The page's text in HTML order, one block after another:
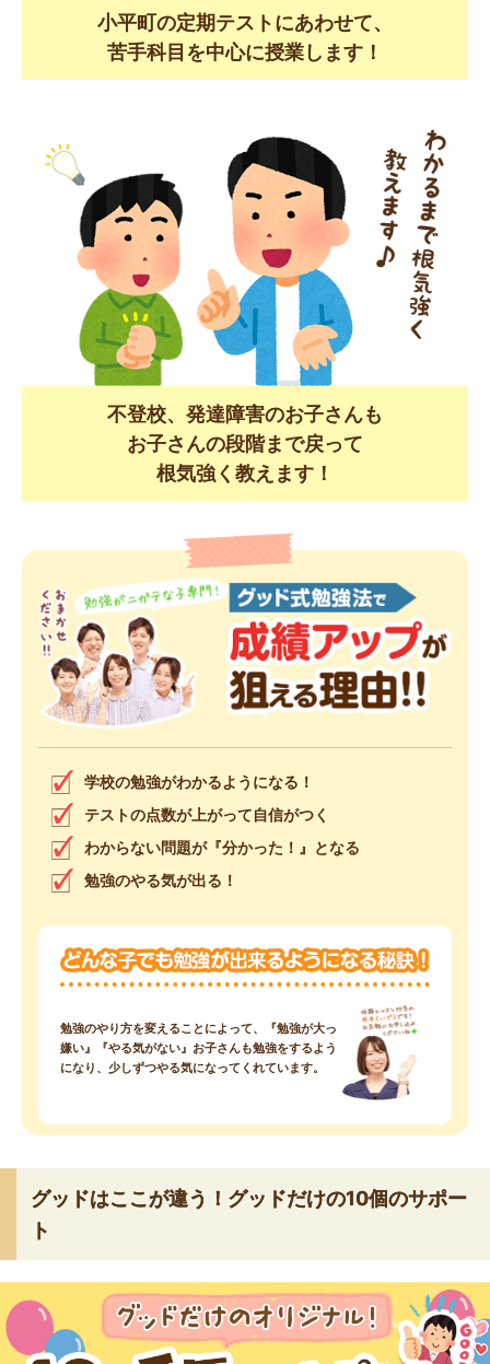
小平町の定期テストにあわせて、
苦手科目を中心に授業します！
不登校、発達障害のお子さんも
お子さんの段階まで戻って
根気強く教えます！
学校の勉強がわかるようになる！
テストの点数が上がって自信がつく
わからない問題が『分かった！』となる
勉強のやる気が出る！
勉強のやり方を変えることによって、『勉強が大っ
嫌い』『やる気がない』お子さんも勉強をするよう
になり、少しずつやる気になってくれています。
グッドはここが違う！グッドだけの10個のサポー
ト